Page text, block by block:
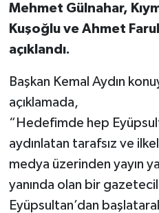
Mehmet Gülnahar,
Kuşoğlu ve Ahmet
açıklandı.
Başkan Kemal Aydın
açıklamada,
“Hedefimde hep
aydınlatan tarafsız ve
medya üzerinden yayın
yanında olan bir
Eyüpsultan’dan